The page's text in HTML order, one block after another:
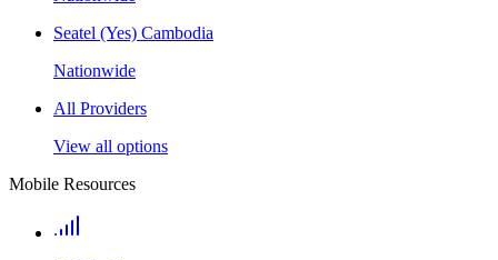
Seatel (Yes) Cambodia
Nationwide
All Providers
View all options
Mobile Resources